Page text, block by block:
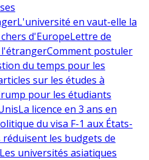
L'université en vaut-elle la
d'EuropeLettre de
Comment postuler
du temps pour les
sur les études à
pour les étudiants
La licence en 3 ans en
du visa F-1 aux États-
réduisent les budgets de
Les universités asiatiques